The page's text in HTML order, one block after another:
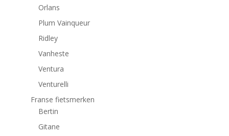
Orlans
Plum Vainqueur
Ridley
Vanheste
Ventura
Venturelli
Franse fietsmerken
Bertin
Gitane